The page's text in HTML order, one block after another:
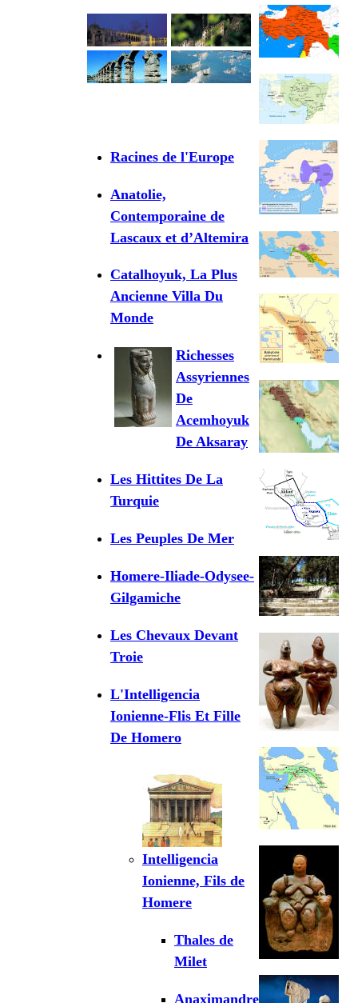
Racines de l'Europe
Anatolie,
Contemporaine de
Lascaux et d’Altemira
Catalhoyuk, La Plus
Ancienne Villa Du
Monde
Richesses
Assyriennes
De
Acemhoyuk
De Aksaray
Les Hittites De La
Turquie
Les Peuples De Mer
Homere-Iliade-Odysee-
Gilgamiche
Les Chevaux Devant
Troie
L'Intelligencia
Ionienne-Flis Et Fille
De Homero
Intelligencia
Ionienne, Fils de
Homere
Thales de
Milet
Anaximandre